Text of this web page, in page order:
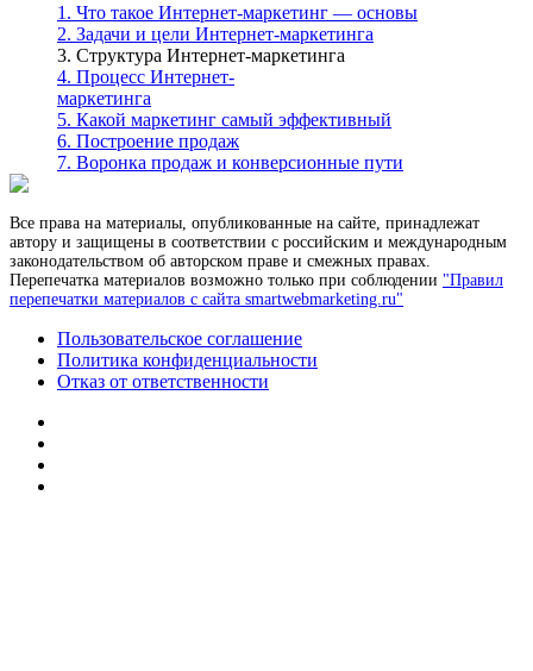
1. Что такое Интернет-маркетинг — основы
2. Задачи и цели Интернет-маркетинга
3. Структура Интернет-маркетинга
4. Процесс Интернет-
маркетинга
5. Какой маркетинг самый эффективный
6. Построение продаж
7. Воронка продаж и конверсионные пути
Все права на материалы, опубликованные на сайте, принадлежат
автору и защищены в соответствии с российским и международным
законодательством об авторском праве и смежных правах.
Перепечатка материалов возможно только при соблюдении "Правил
перепечатки материалов с сайта smartwebmarketing.ru"
Пользовательское соглашение
Политика конфиденциальности
Отказ от ответственности